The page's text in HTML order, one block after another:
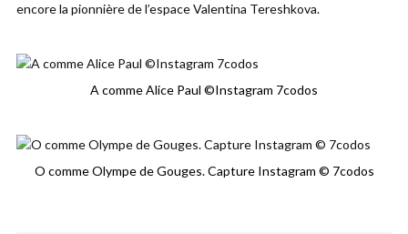
encore la pionnière de l’espace Valentina Tereshkova.
A comme Alice Paul ©Instagram 7codos
O comme Olympe de Gouges. Capture Instagram © 7codos